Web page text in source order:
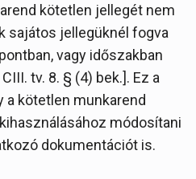
kötetlen jellegét nem
sajátos jellegüknél fogva
vagy időszakban
tv. 8. § (4) bek.]. Ez a
a kötetlen munkarend
módosítani
dokumentációt is.